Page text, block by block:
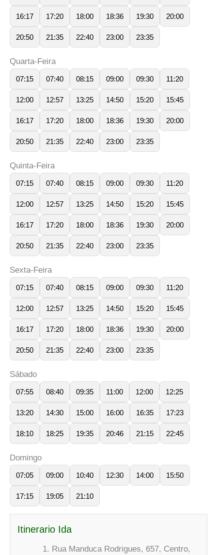
16:17 17:20 18:00 18:36 19:30 20:00
20:50 21:35 22:40 23:00 23:35
Quarta-Feira
07:15 07:40 08:15 09:00 09:30 11:20
12:00 12:57 13:25 14:50 15:20 15:45
16:17 17:20 18:00 18:36 19:30 20:00
20:50 21:35 22:40 23:00 23:35
Quinta-Feira
07:15 07:40 08:15 09:00 09:30 11:20
12:00 12:57 13:25 14:50 15:20 15:45
16:17 17:20 18:00 18:36 19:30 20:00
20:50 21:35 22:40 23:00 23:35
Sexta-Feira
07:15 07:40 08:15 09:00 09:30 11:20
12:00 12:57 13:25 14:50 15:20 15:45
16:17 17:20 18:00 18:36 19:30 20:00
20:50 21:35 22:40 23:00 23:35
Sábado
07:55 08:40 09:35 11:00 12:00 12:25
13:20 14:30 15:00 16:00 16:35 17:23
18:10 18:25 19:35 20:46 21:15 22:45
Domingo
07:05 09:00 10:40 12:30 14:00 15:50
17:15 19:05 21:10
Itinerario Ida
Rua Manduca Rodrigues, 657, Centro,